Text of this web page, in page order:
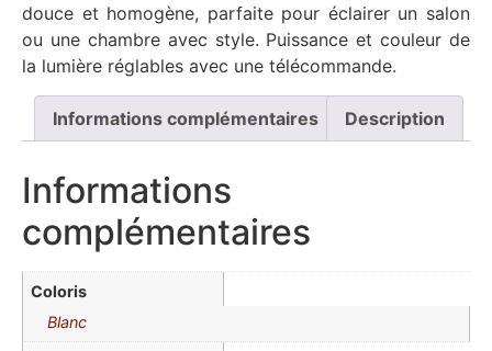
douce et homogène, parfaite pour éclairer un salon
ou une chambre avec style. Puissance et couleur de
la lumière réglables avec une télécommande.
Informations complémentaires Description
Informations
complémentaires
Coloris
Blanc